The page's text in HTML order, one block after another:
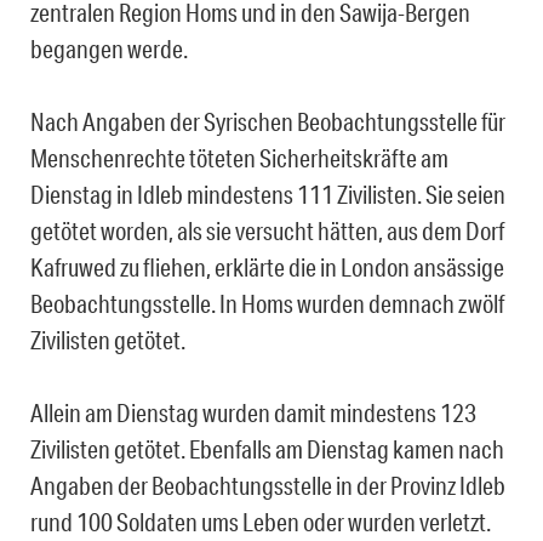
zentralen Region Homs und in den Sawija-Bergen
begangen werde.
Nach Angaben der Syrischen Beobachtungsstelle für
Menschenrechte töteten Sicherheitskräfte am
Dienstag in Idleb mindestens 111 Zivilisten. Sie seien
getötet worden, als sie versucht hätten, aus dem Dorf
Kafruwed zu fliehen, erklärte die in London ansässige
Beobachtungsstelle. In Homs wurden demnach zwölf
Zivilisten getötet.
Allein am Dienstag wurden damit mindestens 123
Zivilisten getötet. Ebenfalls am Dienstag kamen nach
Angaben der Beobachtungsstelle in der Provinz Idleb
rund 100 Soldaten ums Leben oder wurden verletzt.